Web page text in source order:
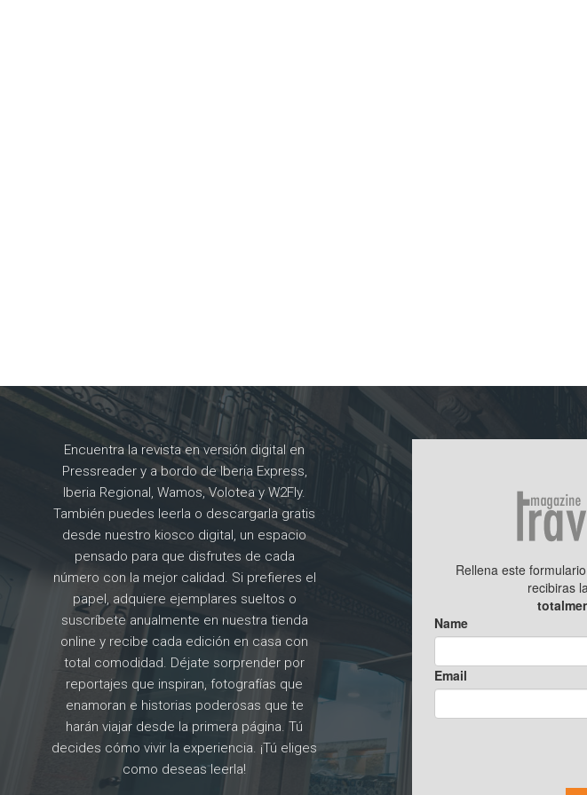
Encuentra la revista en versión digital en
Pressreader y a bordo de Iberia Express,
Iberia Regional, Wamos, Volotea y W2Fly.
También puedes leerla o descargarla gratis
desde nuestro kiosco digital, un espacio
pensado para que disfrutes de cada
número con la mejor calidad. Si prefieres el
papel, adquiere ejemplares sueltos o
suscríbete anualmente en nuestra tienda
online y recibe cada edición en casa con
total comodidad. Déjate sorprender por
reportajes que inspiran, fotografías que
enamoran e historias poderosas que te
harán viajar desde la primera página. Tú
decides cómo vivir la experiencia. ¡Tú eliges
como deseas leerla!